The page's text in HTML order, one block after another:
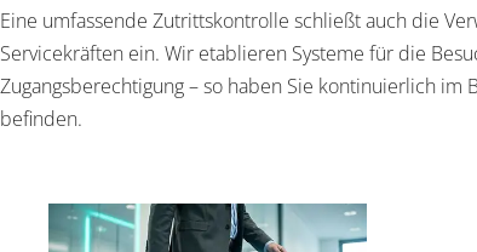
Eine umfassende Zutrittskontrolle schließt auch die
Servicekräften ein. Wir etablieren Systeme für die
Zugangsberechtigung – so haben Sie kontinuierlich im
befinden.